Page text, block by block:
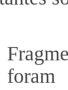
foram